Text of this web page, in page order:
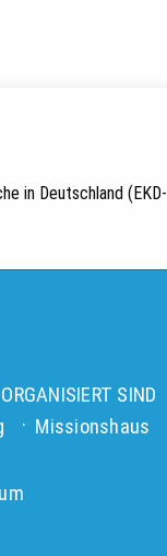
in Deutschland (EKD-
SIND
Missionshaus